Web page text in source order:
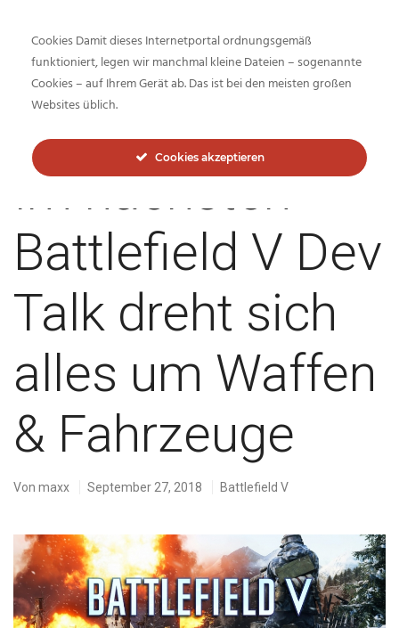
Inside-Network.net
Im nächsten
Battlefield V Dev
Talk dreht sich
alles um Waffen
& Fahrzeuge
Von maxx September 27, 2018 Battlefield V
Cookies Damit dieses Internetportal ordnungsgemäß
funktioniert, legen wir manchmal kleine Dateien – sogenannte
Cookies – auf Ihrem Gerät ab. Das ist bei den meisten großen
Websites üblich.
Cookies akzeptieren